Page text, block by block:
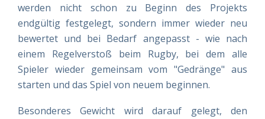
werden nicht schon zu Beginn des Projekts
endgültig festgelegt, sondern immer wieder neu
bewertet und bei Bedarf angepasst - wie nach
einem Regelverstoß beim Rugby, bei dem alle
Spieler wieder gemeinsam vom "Gedränge" aus
starten und das Spiel von neuem beginnen.
Besonderes Gewicht wird darauf gelegt, den